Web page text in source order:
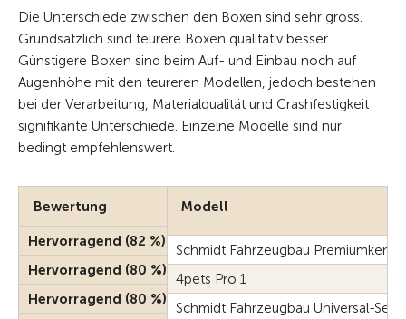
Die Unterschiede zwischen den Boxen sind sehr gross.
Grundsätzlich sind teurere Boxen qualitativ besser.
Günstigere Boxen sind beim Auf- und Einbau noch auf
Augenhöhe mit den teureren Modellen, jedoch bestehen
bei der Verarbeitung, Materialqualität und Crashfestigkeit
signifikante Unterschiede. Einzelne Modelle sind nur
bedingt empfehlenswert.
Modell
Schmidt Fahrzeugbau
4pets Pro 1
Schmidt Fahrzeugbau Universal-
Bewertung
Hervorragend (82 %)
Hervorragend (80 %)
Hervorragend (80 %)